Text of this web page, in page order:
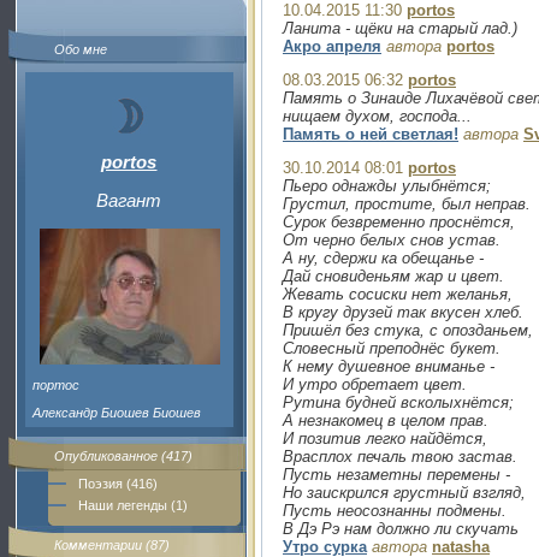
Обо мне
portos
Вагант
портос
Александр Биошев Биошев
Опубликованное (417)
Поэзия (416)
Наши легенды (1)
Комментарии (87)
10.04.2015 11:30 portos
Ланита - щёки на старый лад.)
Акро апреля автора portos
08.03.2015 06:32 portos
Память о Зинаиде Лихачёвой
нищаем духом, господа...
Память о ней светлая! автора
30.10.2014 08:01 portos
Пьеро однажды улыбнётся;
Грустил, простите, был неправ.
Сурок безвременно проснётся,
От черно белых снов устав.
А ну, сдержи ка обещанье -
Дай сновиденьям жар и цвет.
Жевать сосиски нет желанья,
В кругу друзей так вкусен хлеб.
Пришёл без стука, с опозданьем,
Словесный преподнёс букет.
К нему душевное вниманье -
И утро обретает цвет.
Рутина будней всколыхнётся;
А незнакомец в целом прав.
И позитив легко найдётся,
Врасплох печаль твою застав.
Пусть незаметны перемены -
Но заискрился грустный взгляд,
Пусть неосознанны подмены.
В Дэ Рэ нам должно ли скучать
Утро сурка автора natasha